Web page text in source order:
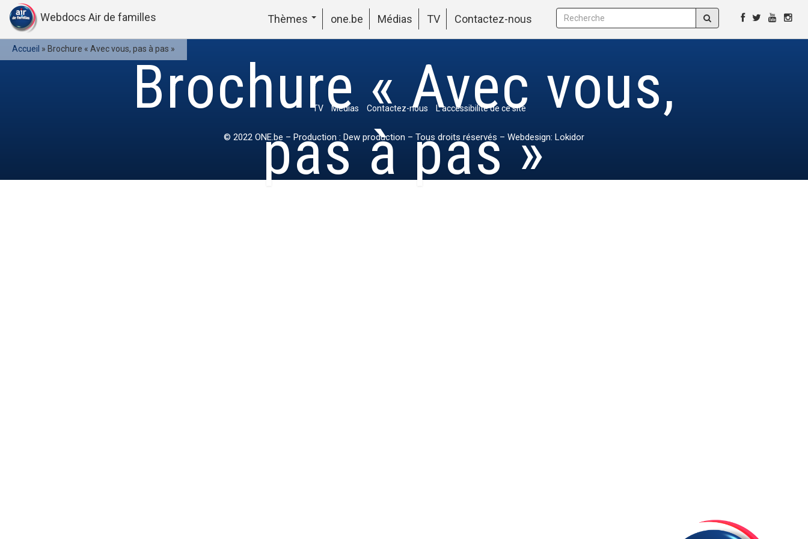
Webdocs Air de familles Thèmes one.be Médias TV Contactez-nous
Accueil » Brochure « Avec vous, pas à pas »
Brochure « Avec vous,
pas à pas »
TV Médias Contactez-nous L’accessibilité de ce site
© 2022 ONE.be – Production : Dew production – Tous droits réservés – Webdesign: Lokidor